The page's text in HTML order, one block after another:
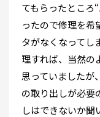
てもらったところ
ったので修理を希
タがなくなってし
理すれば、当然の
思っていましたが
の取り出しが必要
しはできないか聞